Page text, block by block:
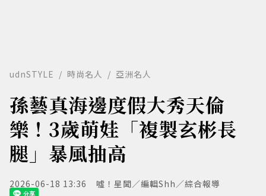
udnSTYLE 時尚名人 亞洲名人
孫藝真海邊度假大秀天倫
樂！3歲萌娃「複製玄彬長
腿」暴風抽高
2026-06-18 13:36 噓！星聞／編輯Shh／綜合報導